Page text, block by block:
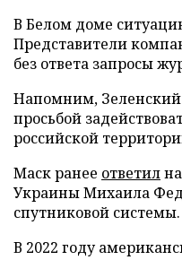
В Белом доме
Представители
без ответа запросы
Напомним, Зеленский
просьбой
российской
Маск ранее ответил
Украины Михаила
спутниковой системы.
В 2022 году